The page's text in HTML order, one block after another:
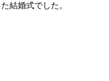
結婚式でした。